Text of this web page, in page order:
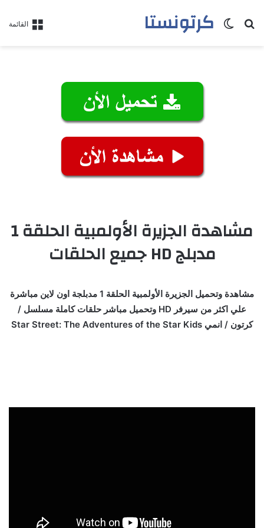
القائمة كرتونستابحث عنالوضع المظلم
مشاهدة الجزيرة الأولمبية الحلقة 1
مدبلج HD جميع الحلقات
مشاهدة وتحميل الجزيرة الأولمبية الحلقة 1 مدبلجة اون لاين مباشرة
علي اكثر من سيرفر HD وتحميل مباشر حلقات كاملة مسلسل /
كرتون / انمي Star Street: The Adventures of the Star Kids